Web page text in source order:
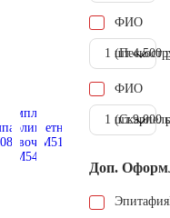
ФИО
1 шт.4.500
ФИО
1 шт.9.000
Доп.
Эпитафия